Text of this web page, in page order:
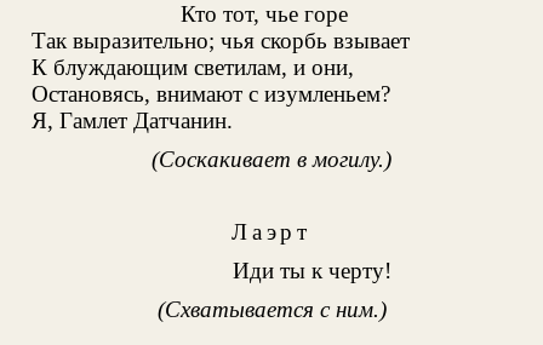
Кто тот, чье горе
Так выразительно; чья скорбь взывает
К блуждающим светилам, и они,
Остановясь, внимают с изумленьем?
Я, Гамлет Датчанин.
(Соскакивает в могилу.)
Лаэрт
Иди ты к черту!
(Схватывается с ним.)